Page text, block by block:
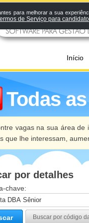
Início
Todas
vagas na sua área
que lhe interessam,
por detalhes
chave:
Buscar por código
para melhorar a sua
de Serviço para